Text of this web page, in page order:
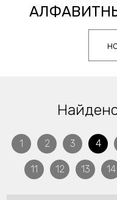
1 2 3 4
11 12 13 14